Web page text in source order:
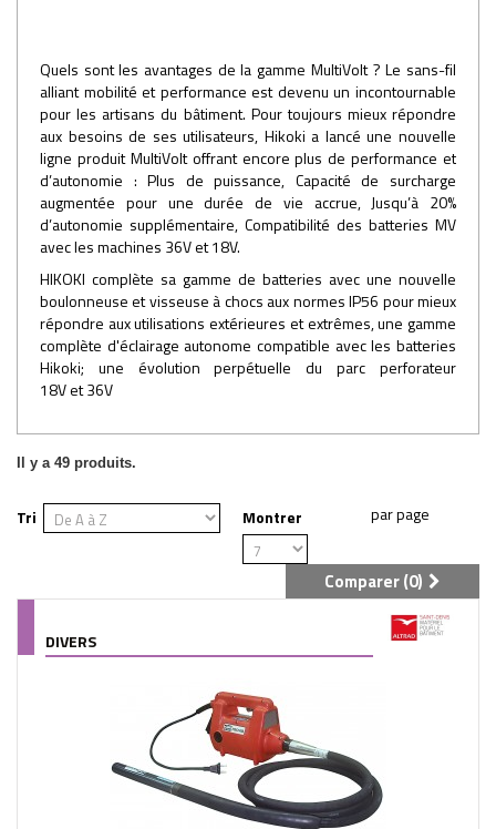
Quels sont les avantages de la gamme MultiVolt ? Le sans-fil
alliant mobilité et performance est devenu un incontournable
pour les artisans du bâtiment. Pour toujours mieux répondre
aux besoins de ses utilisateurs, Hikoki a lancé une nouvelle
ligne produit MultiVolt offrant encore plus de performance et
d’autonomie : Plus de puissance, Capacité de surcharge
augmentée pour une durée de vie accrue, Jusqu’à 20%
d’autonomie supplémentaire, Compatibilité des batteries MV
avec les machines 36V et 18V.
HIKOKI complète sa gamme de batteries avec une nouvelle
boulonneuse et visseuse à chocs aux normes IP56 pour mieux
répondre aux utilisations extérieures et extrêmes, une gamme
complète d'éclairage autonome compatible avec les batteries
Hikoki; une évolution perpétuelle du parc perforateur
18V et 36V
Il y a 49 produits.
Tri Montrer
Comparer (0)
DIVERS